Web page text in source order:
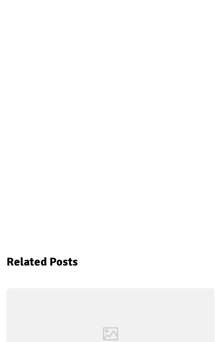
Related Posts